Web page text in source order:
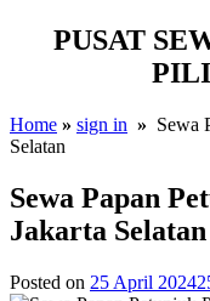
PUSAT
Home » sign in » Sewa
Selatan
Sewa Papan
Jakarta Selatan
Posted on 25 April 2024